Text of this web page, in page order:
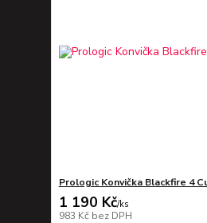
Prologic Konvička Blackfire 4
1 190 Kč/ks
983 Kč bez DPH